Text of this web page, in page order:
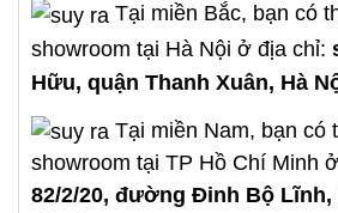
Tại miền Bắc, bạn có
showroom tại Hà Nội ở địa chỉ:
Hữu, quận Thanh Xuân, Hà
Tại miền Nam, bạn có
showroom tại TP Hồ Chí Minh
82/2/20, đường Đinh Bộ Lĩnh,